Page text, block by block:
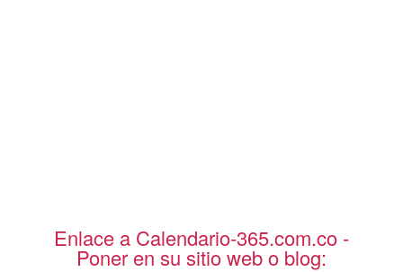
Enlace a Calendario-365.com.co -
Poner en su sitio web o blog: